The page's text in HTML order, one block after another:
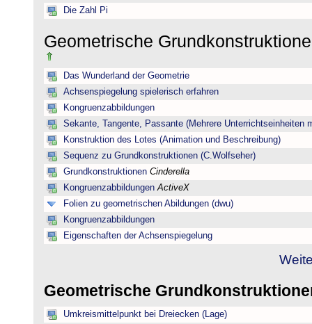
Die Zahl Pi
Geometrische
Das Wunderland der Geometrie
Achsenspiegelung spielerisch erfahren
Kongruenzabbildungen
Sekante, Tangente, Passante (Mehrere Unterrichtseinheiten
Konstruktion des Lotes (Animation und Beschreibung)
Sequenz zu Grundkonstruktionen (C.Wolfseher)
Grundkonstruktionen Cinderella
Kongruenzabbildungen ActiveX
Folien zu geometrischen Abildungen (dwu)
Kongruenzabbildungen
Eigenschaften der Achsenspiegelung
Geometrische
Umkreismittelpunkt bei Dreiecken (Lage)